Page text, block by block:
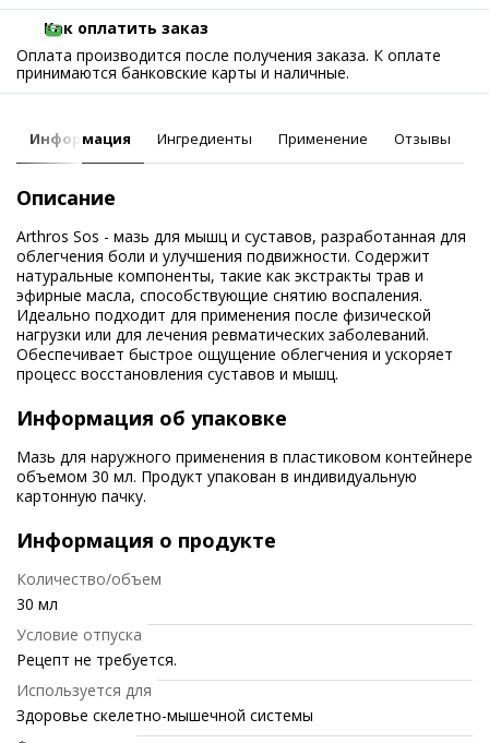
Как оплатить заказ
Оплата производится после получения заказа. К оплате
принимаются банковские карты и наличные.
Информация Ингредиенты Применение Отзывы
Описание
Arthros Sos - мазь для мышц и суставов, разработанная для
облегчения боли и улучшения подвижности. Содержит
натуральные компоненты, такие как экстракты трав и
эфирные масла, способствующие снятию воспаления.
Идеально подходит для применения после физической
нагрузки или для лечения ревматических заболеваний.
Обеспечивает быстрое ощущение облегчения и ускоряет
процесс восстановления суставов и мышц.
Информация об упаковке
Мазь для наружного применения в пластиковом контейнере
объемом 30 мл. Продукт упакован в индивидуальную
картонную пачку.
Информация о продукте
Количество/объем
30 мл
Условие отпуска
Рецепт не требуется.
Используется для
Здоровье скелетно-мышечной системы